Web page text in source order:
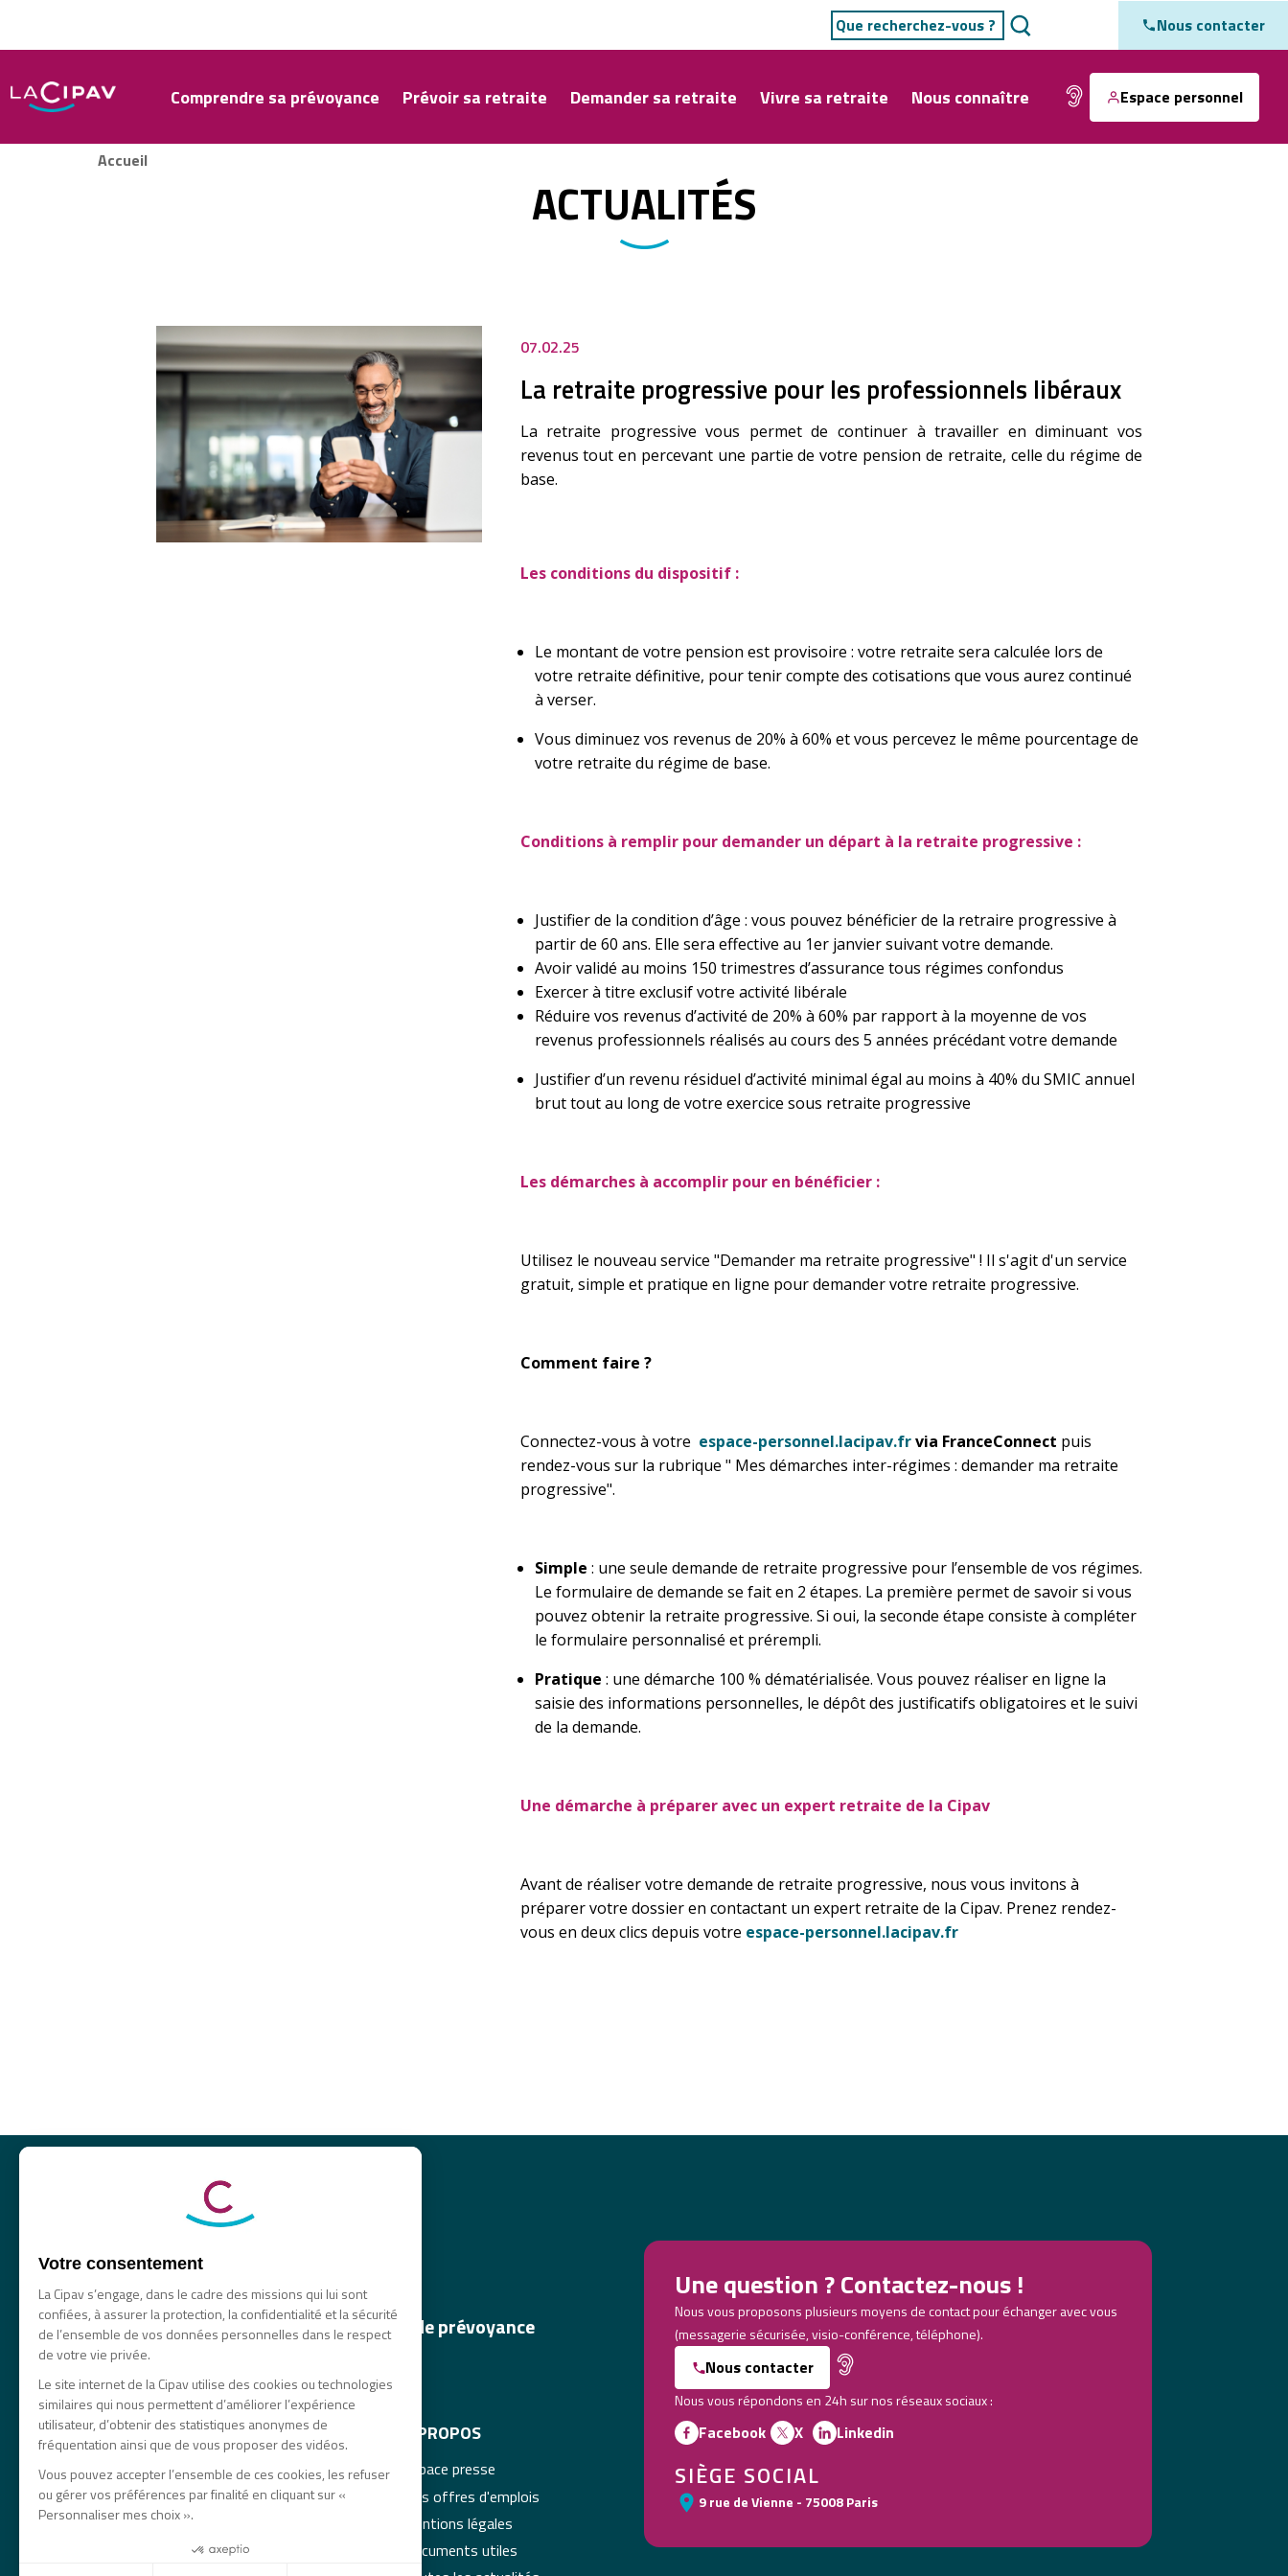
Votre consentement
La Cipav s’engage, dans le cadre des missions qui lui sont
confiées, à assurer la protection, la confidentialité et la sécurité
de l’ensemble de vos données personnelles dans le respect
de votre vie privée.
Le site internet de la Cipav utilise des cookies ou technologies
similaires qui nous permettent d’améliorer l’expérience
utilisateur, d’obtenir des statistiques anonymes de
fréquentation ainsi que de vous proposer des vidéos.
Vous pouvez accepter l’ensemble de ces cookies, les refuser
ou gérer vos préférences par finalité en cliquant sur «
Personnaliser mes choix ».
principal
Nous contacter
Comprendre sa prévoyance Prévoir sa retraite Demander sa retraite Vivre sa retraite Nous connaître Espace personnel
Accueil
ACTUALITÉS
07.02.25
La retraite progressive pour les professionnels libéraux
La retraite progressive vous permet de continuer à travailler en diminuant vos
revenus tout en percevant une partie de votre pension de retraite, celle du régime de
base.
Les conditions du dispositif :
Le montant de votre pension est provisoire : votre retraite sera calculée lors de
votre retraite définitive, pour tenir compte des cotisations que vous aurez continué
à verser.
Vous diminuez vos revenus de 20% à 60% et vous percevez le même pourcentage de
votre retraite du régime de base.
Conditions à remplir pour demander un départ à la retraite progressive :
Justifier de la condition d’âge : vous pouvez bénéficier de la retraire progressive à
partir de 60 ans. Elle sera effective au 1er janvier suivant votre demande.
Avoir validé au moins 150 trimestres d’assurance tous régimes confondus
Exercer à titre exclusif votre activité libérale
Réduire vos revenus d’activité de 20% à 60% par rapport à la moyenne de vos
revenus professionnels réalisés au cours des 5 années précédant votre demande
Justifier d’un revenu résiduel d’activité minimal égal au moins à 40% du SMIC annuel
brut tout au long de votre exercice sous retraite progressive
Les démarches à accomplir pour en bénéficier :
Utilisez le nouveau service "Demander ma retraite progressive" ! Il s'agit d'un service
gratuit, simple et pratique en ligne pour demander votre retraite progressive.
Comment faire ?
Connectez-vous à votre espace-personnel.lacipav.fr via FranceConnect puis
rendez-vous sur la rubrique " Mes démarches inter-régimes : demander ma retraite
progressive".
Simple : une seule demande de retraite progressive pour l’ensemble de vos régimes.
Le formulaire de demande se fait en 2 étapes. La première permet de savoir si vous
pouvez obtenir la retraite progressive. Si oui, la seconde étape consiste à compléter
le formulaire personnalisé et prérempli.
Pratique : une démarche 100 % dématérialisée. Vous pouvez réaliser en ligne la
saisie des informations personnelles, le dépôt des justificatifs obligatoires et le suivi
de la demande.
Une démarche à préparer avec un expert retraite de la Cipav
Avant de réaliser votre demande de retraite progressive, nous vous invitons à
préparer votre dossier en contactant un expert retraite de la Cipav. Prenez rendez-
vous en deux clics depuis votre espace-personnel.lacipav.fr
La principale caisse de retraite et de prévoyance
des professionnels libéraux
NAVIGATION
Comprendre sa prévoyance
Prévoir sa retraite
Demander sa retraite
Vivre sa retraite
À PROPOS
Espace presse
Nos offres d'emplois
Mentions légales
Documents utiles
Une question ? Contactez-nous !
Nous vous proposons plusieurs moyens de contact pour échanger avec vous
(messagerie sécurisée, visio-conférence, téléphone).
Nous contacter
Nous vous répondons en 24h sur nos réseaux sociaux :
Facebook X Linkedin
SIÈGE SOCIAL
9 rue de Vienne - 75008 Paris